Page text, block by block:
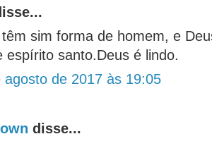
sim forma de homem, e
espírito santo.Deus é lindo.
agosto de 2017 às 19:05
disse...